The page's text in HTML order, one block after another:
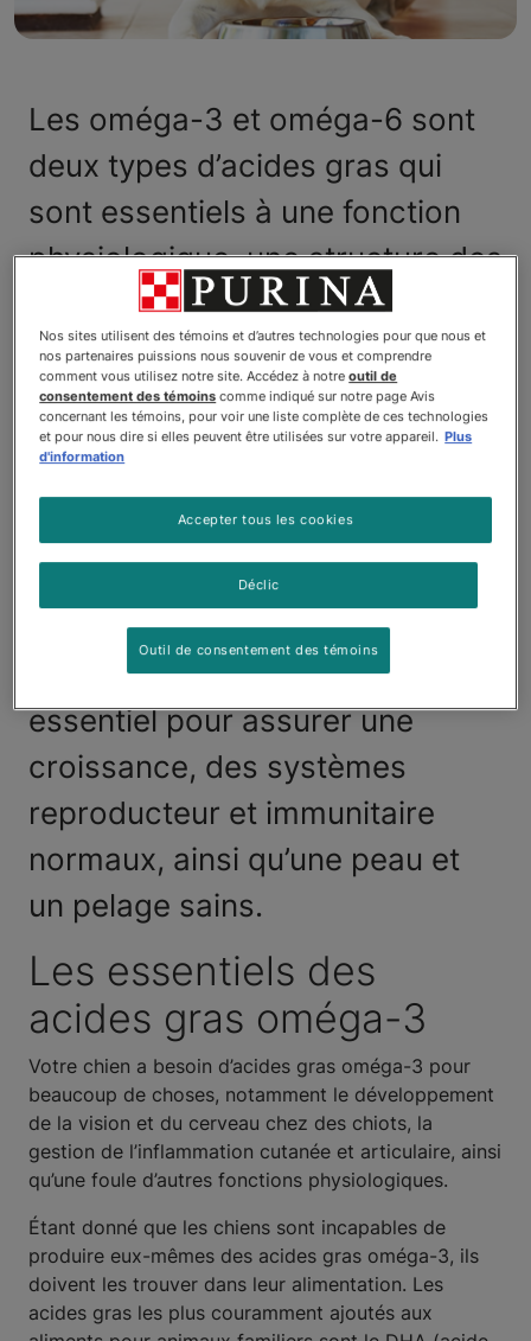
Les oméga-3 et oméga-6 sont
deux types d’acides gras qui
sont essentiels à une fonction
physiologique, une structure des
membranes cellulaires et une
fonction cellulaire normales
chez l’humain, ainsi que chez le
chien. Les experts estiment que
les oméga-3 sont essentiels
durant la gestation et le
développement en bas âge,
alors que l’acide linoléique, un
acide gras oméga-6, est
essentiel pour assurer une
croissance, des systèmes
reproducteur et immunitaire
normaux, ainsi qu’une peau et
un pelage sains.
Les essentiels des
acides gras oméga-3
Votre chien a besoin d’acides gras oméga-3 pour
beaucoup de choses, notamment le développement
de la vision et du cerveau chez des chiots, la
gestion de l’inflammation cutanée et articulaire, ainsi
qu’une foule d’autres fonctions physiologiques.
Étant donné que les chiens sont incapables de
produire eux-mêmes des acides gras oméga-3, ils
doivent les trouver dans leur alimentation. Les
acides gras les plus couramment ajoutés aux
Nos sites utilisent des témoins et d’autres technologies pour que nous et
nos partenaires puissions nous souvenir de vous et comprendre
comment vous utilisez notre site. Accédez à notreoutil de
consentement des témoins comme indiqué sur notre page Avis
concernant les témoins, pour voir une liste complète de ces technologies
et pour nous dire si elles peuvent être utilisées sur votre appareil. Plus
d'information
Déclic
Accepter tous les cookies
Outil de consentement des témoins